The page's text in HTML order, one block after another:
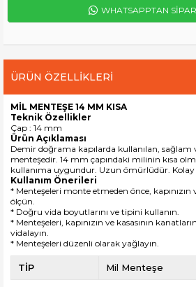
WHATSAPPTAN
ÜRÜN ÖZELLIKLERI
MİL MENTEŞE 14 MM KISA
Teknik Özellikler
Çap : 14 mm
Ürün Açıklaması
Demir doğrama kapılarda kullanılan, sağlam
menteşedir. 14 mm çapındaki milinin kısa
kullanıma uygundur. Uzun ömürlüdür.
Kullanım Önerileri
* Menteşeleri monte etmeden önce, kapınızın
ölçün.
* Doğru vida boyutlarını ve tipini kullanın.
* Menteşeleri, kapınızın ve kasasının
vidalayın.
* Menteşeleri düzenli olarak yağlayın.
TİP Mil Menteşe